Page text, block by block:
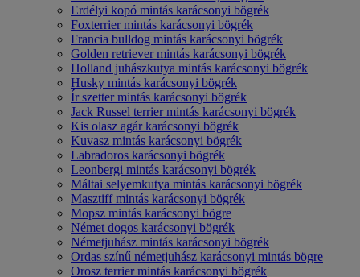
Erdélyi kopó mintás karácsonyi bögrék
Foxterrier mintás karácsonyi bögrék
Francia bulldog mintás karácsonyi bögrék
Golden retriever mintás karácsonyi bögrék
Holland juhászkutya mintás karácsonyi bögrék
Husky mintás karácsonyi bögrék
Ír szetter mintás karácsonyi bögrék
Jack Russel terrier mintás karácsonyi bögrék
Kis olasz agár karácsonyi bögrék
Kuvasz mintás karácsonyi bögrék
Labradoros karácsonyi bögrék
Leonbergi mintás karácsonyi bögrék
Máltai selyemkutya mintás karácsonyi bögrék
Masztiff mintás karácsonyi bögrék
Mopsz mintás karácsonyi bögre
Német dogos karácsonyi bögrék
Németjuhász mintás karácsonyi bögrék
Ordas színű németjuhász karácsonyi mintás bögre
Orosz terrier mintás karácsonyi bögrék